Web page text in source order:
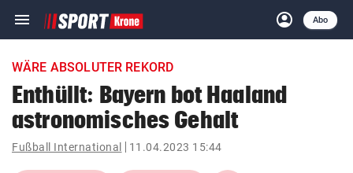
menu Navigation
ein-/ausklappen
account_circle
Anmelden
Abo
close Schließen
account_circle Anmelden
arrow_right
Wien
WÄRE ABSOLUTER REKORD
Enthüllt: Bayern bot Haaland
astronomisches Gehalt
Fußball International 11.04.2023 15:44